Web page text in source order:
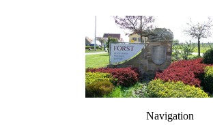
Navigation